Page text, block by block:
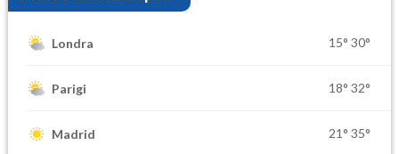
Londra 15° 30°
Parigi 18° 32°
Madrid 21° 35°